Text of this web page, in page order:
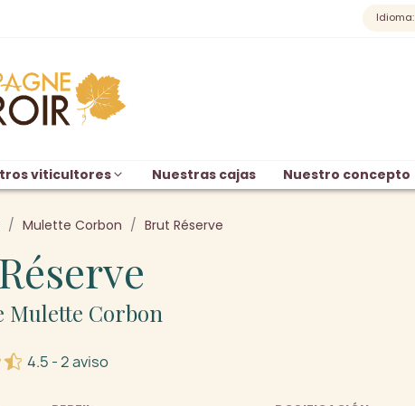
Idioma:
viticultores Nuestras cajas Nuestro concepto
Mulette Corbon Brut Réserve
Mulette Corbon
4.5 - 2 aviso